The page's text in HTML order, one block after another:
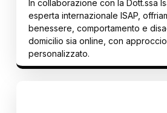
In collaborazione con la Dott.ssa
esperta internazionale ISAP,
benessere, comportamento e
domicilio sia online, con
personalizzato.